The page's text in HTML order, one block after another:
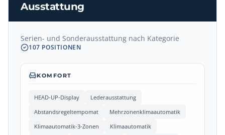
Ausstattung
Serien- und Sonderausstattung nach Kategorie
107 POSITIONEN
KOMFORT
HEAD-UP-Display
Lederausstattung
Abstandsregeltempomat
Mehrzonenklimaautomatik
Klimaautomatik-3-Zonen
Klimaautomatik